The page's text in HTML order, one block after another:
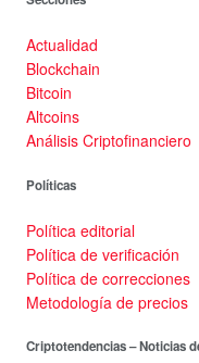
Actualidad
Blockchain
Bitcoin
Altcoins
Análisis Criptofinanciero
Políticas
Política editorial
Política de verificación
Política de correcciones
Metodología de precios
Criptotendencias – Noticias